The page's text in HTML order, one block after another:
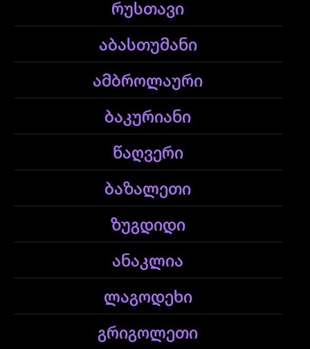
რუსთავი
აბასთუმანი
ამბროლაური
ბაკურიანი
წაღვერი
ბაზალეთი
ზუგდიდი
ანაკლია
ლაგოდეხი
გრიგოლეთი